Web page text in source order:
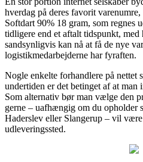
hverdag på deres favorit
Softdart 90% 18 gram, som regnes
tidligere end et aftalt tidspunkt, med
sandsynligvis kan nå at få de nye
logistikmedarbejderne har fyraften.
Nogle enkelte forhandlere på nettet
undertiden er det betinget af at
Som alternativ bør man vælge den
gerne – uafhængig om du opholder
Haderslev eller Slangerup – vil
udleveringssted.